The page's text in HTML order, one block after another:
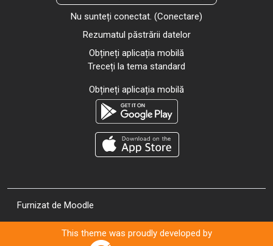
Nu sunteți conectat. (Conectare)
Rezumatul păstrării datelor
Obțineți aplicația mobilă
Treceți la tema standard
Obțineți aplicația mobilă
Furnizat de Moodle
This theme was proudly developed by